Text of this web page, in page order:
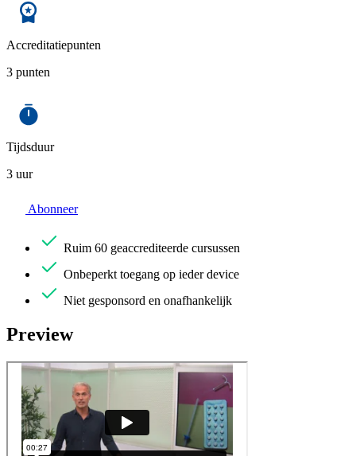
Accreditatiepunten
3 punten
Tijdsduur
3 uur
Abonneer
Ruim 60 geaccrediteerde cursussen
Onbeperkt toegang op ieder device
Niet gesponsord en onafhankelijk
Preview